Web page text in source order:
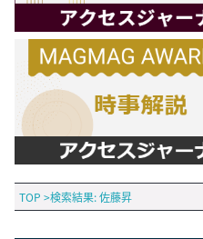
TOP >検索結果: 佐藤昇